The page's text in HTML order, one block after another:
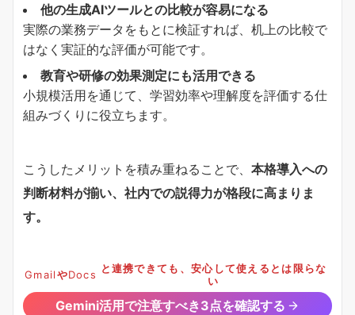
他の生成AIツールとの比較が容易になる
実際の業務データをもとに検証すれば、机上の比較で
はなく実証的な評価が可能です。
教育や研修の効果測定にも活用できる
小規模活用を通じて、学習効率や理解度を評価する仕
組みづくりに役立ちます。
こうしたメリットを積み重ねることで、 本格導入への
判断材料が揃い、社内での説得力が格段に高まりま
す。
GmailやDocs と連携できても、安心して使えるとは限らな
い
Gemini活用で注意すべき3点を確認する